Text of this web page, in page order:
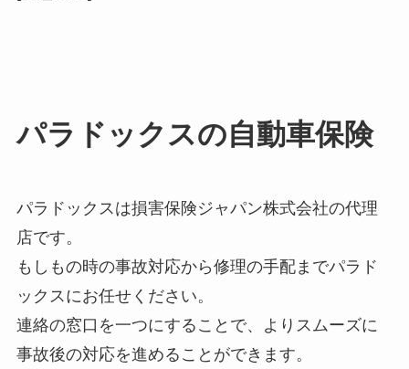
パラドックスの自動車保険
パラドックスは損害保険ジャパン株式会社の代理
店です。
もしもの時の事故対応から修理の手配までパラド
ックスにお任せください。
連絡の窓口を一つにすることで、よりスムーズに
事故後の対応を進めることができます。